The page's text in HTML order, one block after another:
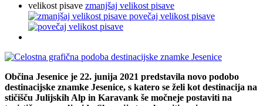
velikost pisave zmanjšaj velikost pisave
povečaj velikost pisave
Občina Jesenice je 22. junija 2021 predstavila novo podobo
destinacijske znamke Jesenice, s katero se želi kot destinacija na
stičišču Julijskih Alp in Karavank še močneje postaviti na